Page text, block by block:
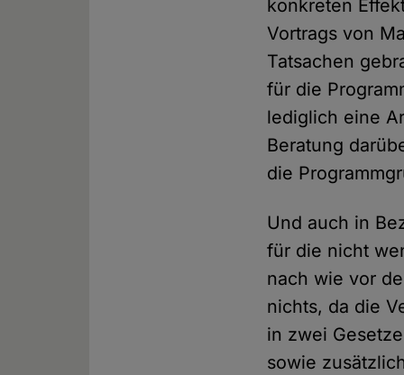
konkreten
Vortrags von
Tatsachen
für die
lediglich eine
Beratung
die
Und auch in
für die nicht
nach wie vor
nichts, da die
in zwei
sowie